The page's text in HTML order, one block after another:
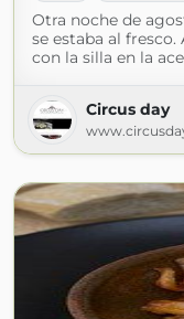
Otra noche de
se estaba al
con la silla en la
Circus day